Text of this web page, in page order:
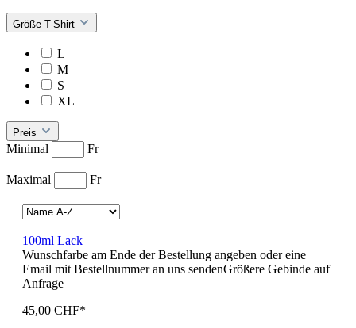
Größe T-Shirt
L
M
S
XL
Preis
Minimal
Fr
–
Maximal
Fr
100ml Lack
Wunschfarbe am Ende der Bestellung angeben oder eine
Email mit Bestellnummer an uns sendenGrößere Gebinde auf
Anfrage
45,00 CHF*